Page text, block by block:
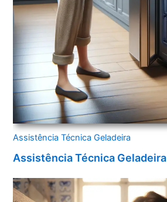
Assistência Técnica Geladeira
Assistência Técnica Geladeira